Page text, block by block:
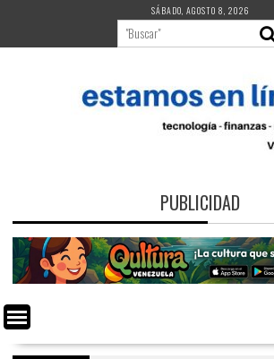
contenido
SÁBADO, AGOSTO 8, 2026
PUBLICIDAD